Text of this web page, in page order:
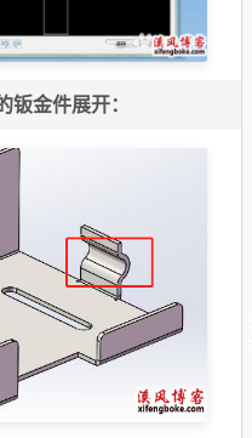
钣金件展开：